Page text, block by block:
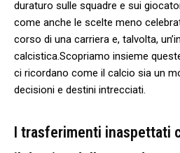
‍duraturo sulle squadre e ​sui
come anche⁣ le scelte meno
corso di una carriera e,​ talvolta,
⁣calcistica.Scopriamo insieme⁤
‌ci ricordano come il calcio ⁣sia un
decisioni⁣ e destini intrecciati.
I trasferimenti inaspettati